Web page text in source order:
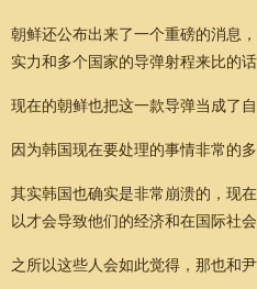
朝鲜还公布出来了一个重磅的消息
实力和多个国家的导弹射程来比的话
现在的朝鲜也把这一款导弹当成了
因为韩国现在要处理的事情非常的
其实韩国也确实是非常崩溃的，现
以才会导致他们的经济和在国际社
之所以这些人会如此觉得，那也和